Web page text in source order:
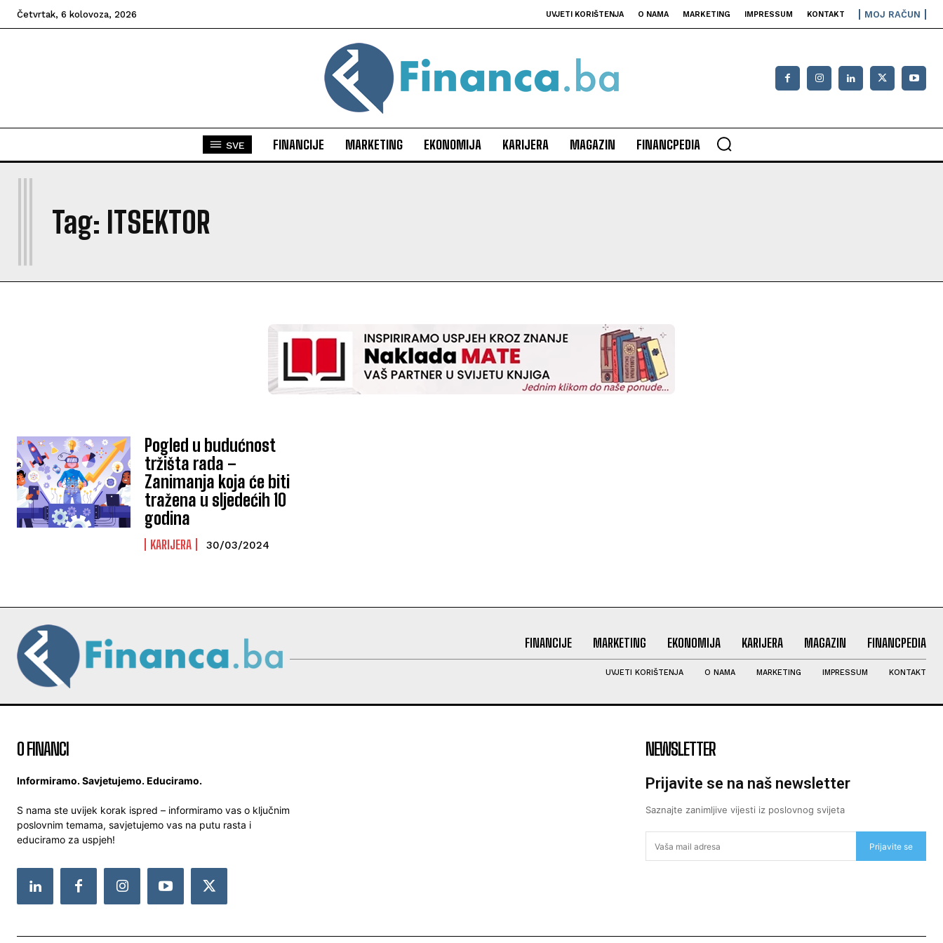
Četvrtak, 6 kolovoza, 2026 UVJETI KORIŠTENJA O NAMA MARKETING IMPRESSUM KONTAKT MOJ RAČUN
SVE FINANCIJE MARKETING EKONOMIJA KARIJERA MAGAZIN FINANCPEDIA
Tag: ITSEKTOR
I
Pogled u budućnost
tržišta rada –
Zanimanja koja će biti
tražena u sljedećih 10
godina
KARIJERA 30/03/2024
FINANCIJE MARKETING EKONOMIJA KARIJERA MAGAZIN FINANCPEDIA
UVJETI KORIŠTENJA O NAMA MARKETING IMPRESSUM KONTAKT
O FINANCI
Informiramo. Savjetujemo. Educiramo.
S nama ste uvijek korak ispred – informiramo vas o ključnim
poslovnim temama, savjetujemo vas na putu rasta i
educiramo za uspjeh!
NEWSLETTER
Prijavite se na naš newsletter
Saznajte zanimljive vijesti iz poslovnog svijeta
Prijavite se